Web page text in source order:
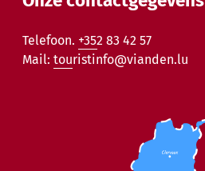
Telefoon. +352 83 42 57
Mail: touristinfo@vianden.lu